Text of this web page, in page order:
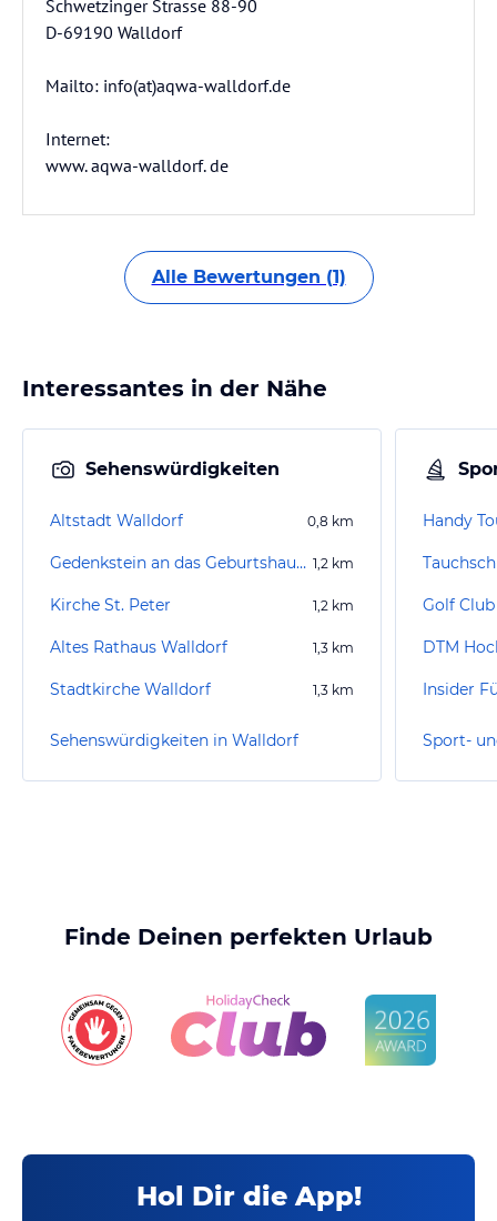
Schwetzinger Strasse 88-90
D-69190 Walldorf
Mailto: info(at)aqwa-walldorf.de
Internet:
www. aqwa-walldorf. de
Alle Bewertungen (1)
Interessantes in der Nähe
Sehenswürdigkeiten
Altstadt Walldorf 0,8 km
Gedenkstein an das Geburtshaus von Johann Jakob Astor 1,2 km
Kirche St. Peter 1,2 km
Altes Rathaus Walldorf 1,3 km
Stadtkirche Walldorf 1,3 km
Sehenswürdigkeiten in Walldorf
Handy
Golf Club
DTM
Finde Deinen perfekten Urlaub
Hol Dir die App!